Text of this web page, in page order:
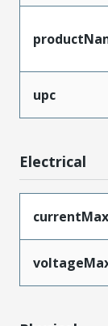
upc
Electrical